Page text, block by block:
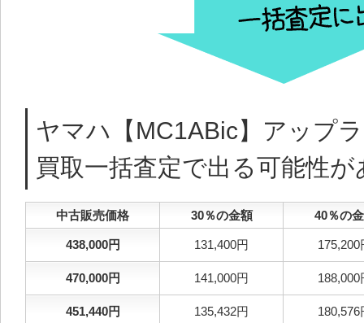
ヤマハ【MC1ABic】アップ
買取一括査定で出る可能性が
中古販売価格 30％の金額 40％の
438,000円 131,400円 175,200
470,000円 141,000円 188,000
451,440円 135,432円 180,576